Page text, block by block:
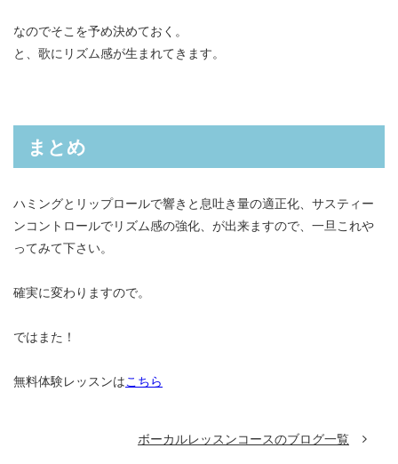
なのでそこを予め決めておく。
と、歌にリズム感が生まれてきます。
まとめ
ハミングとリップロールで響きと息吐き量の適正化、サスティー
ンコントロールでリズム感の強化、が出来ますので、一旦これや
ってみて下さい。
確実に変わりますので。
ではまた！
無料体験レッスンはこちら
ボーカルレッスンコースのブログ一覧